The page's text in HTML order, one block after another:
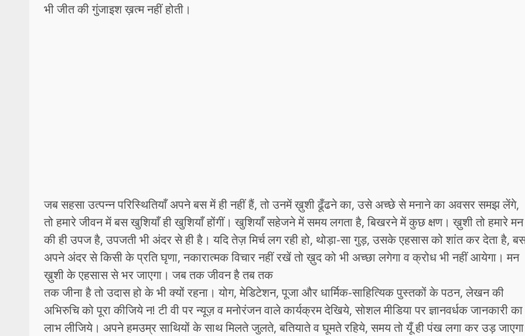
भी जीत की गुंजाइश ख़त्म नहीं होती।
जब सहसा उत्पन्न परिस्थितियाँ अपने बस में ही नहीं हैं, तो उनमें ख़ुशी ढूँढने का, उसे अच्छे से मनाने का अवसर समझ लेंगे,
तो हमारे जीवन में बस खुशियाँ ही खुशियाँ होंगीं। खुशियाँ सहेजने में समय लगता है, बिखरने में कुछ क्षण। ख़ुशी तो हमारे मन
की ही उपज है, उपजती भी अंदर से ही है। यदि तेज़ मिर्च लग रही हो, थोड़ा-सा गुड़, उसके एहसास को शांत कर देता है,
अपने अंदर से किसी के प्रति घृणा, नकारात्मक विचार नहीं रखें तो ख़ुद को भी अच्छा लगेगा व क्रोध भी नहीं आयेगा। मन
ख़ुशी के एहसास से भर जाएगा। जब तक जीवन है तब तक
तक जीना है तो उदास हो के भी क्यों रहना। योग, मेडिटेशन, पूजा और धार्मिक-साहित्यिक पुस्तकों के पठन, लेखन की
अभिरुचि को पूरा कीजिये न! टी वी पर न्यूज़ व मनोरंजन वाले कार्यक्रम देखिये, सोशल मीडिया पर ज्ञानवर्धक जानकारी का
लाभ लीजिये। अपने हमउम्र साथियों के साथ मिलते जुलते, बतियाते व घूमते रहिये, समय तो यूँ ही पंख लगा कर उड़ जाएगा